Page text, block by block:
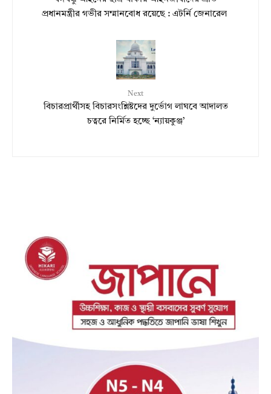
প্রধানমন্ত্রীর গভীর সম্মানবোধ রয়েছে : এটর্নি জেনারেল
Next
বিচারপ্রার্থীসহ বিচারসংশ্লিষ্টদের দুর্ভোগ লাঘবে আদালত
চত্বরে নির্মিত হচ্ছে ‘ন্যায়কুঞ্জ’